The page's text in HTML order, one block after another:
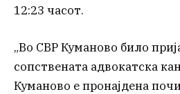
12:23 часот.
„Во СВР Куманово било
сопствената адвокатска
Куманово е пронајдена